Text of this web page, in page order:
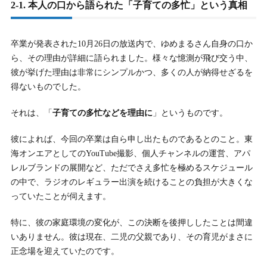
2-1. 本人の口から語られた「子育ての多忙」という真相
卒業が発表された10月26日の放送内で、ゆめまるさん自身の口か
ら、その理由が詳細に語られました。様々な憶測が飛び交う中、
彼が挙げた理由は非常にシンプルかつ、多くの人が納得せざるを
得ないものでした。
それは、「子育ての多忙などを理由に 」というものです。
彼によれば、今回の卒業は自ら申し出たものであるとのこと。東
海オンエアとしてのYouTube撮影、個人チャンネルの運営、アパ
レルブランドの展開など、ただでさえ多忙を極めるスケジュール
の中で、ラジオのレギュラー出演を続けることの負担が大きくな
っていたことが伺えます。
特に、彼の家庭環境の変化が、この決断を後押ししたことは間違
いありません。彼は現在、二児の父親であり、その育児がまさに
正念場を迎えていたのです。